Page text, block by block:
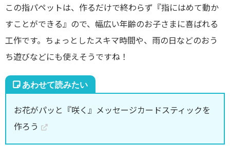
この指パペットは、作るだけで終わらず『指にはめて動か
すことができる』ので、幅広い年齢のお子さまに喜ばれる
工作です。ちょっとしたスキマ時間や、雨の日などのおう
ち遊びなどにも使えそうですね！
お花がパッと『咲く』メッセージカードスティックを
作ろう